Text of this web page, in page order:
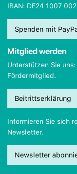
IBAN: DE24 1007
Spenden mit
Mitglied werden
Unterstützen Sie
Fördermitglied.
Beitrittserklärung
Informieren Sie sich
Newsletter.
Newsletter